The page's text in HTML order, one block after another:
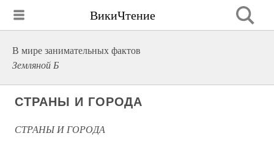
ВикиЧтение
В мире занимательных фактов
Земляной Б
СТРАНЫ И ГОРОДА
СТРАНЫ И ГОРОДА